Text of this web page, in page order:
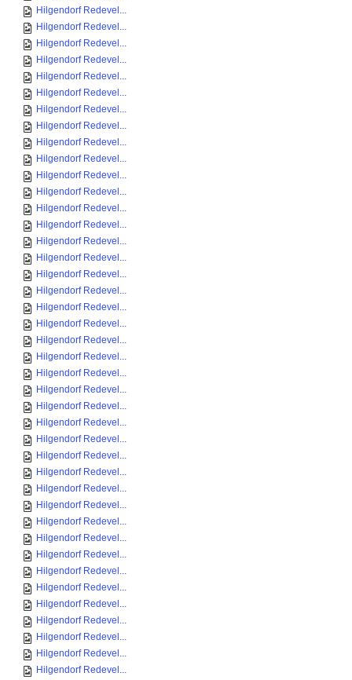
Hilgendorf Redevel...
Hilgendorf Redevel...
Hilgendorf Redevel...
Hilgendorf Redevel...
Hilgendorf Redevel...
Hilgendorf Redevel...
Hilgendorf Redevel...
Hilgendorf Redevel...
Hilgendorf Redevel...
Hilgendorf Redevel...
Hilgendorf Redevel...
Hilgendorf Redevel...
Hilgendorf Redevel...
Hilgendorf Redevel...
Hilgendorf Redevel...
Hilgendorf Redevel...
Hilgendorf Redevel...
Hilgendorf Redevel...
Hilgendorf Redevel...
Hilgendorf Redevel...
Hilgendorf Redevel...
Hilgendorf Redevel...
Hilgendorf Redevel...
Hilgendorf Redevel...
Hilgendorf Redevel...
Hilgendorf Redevel...
Hilgendorf Redevel...
Hilgendorf Redevel...
Hilgendorf Redevel...
Hilgendorf Redevel...
Hilgendorf Redevel...
Hilgendorf Redevel...
Hilgendorf Redevel...
Hilgendorf Redevel...
Hilgendorf Redevel...
Hilgendorf Redevel...
Hilgendorf Redevel...
Hilgendorf Redevel...
Hilgendorf Redevel...
Hilgendorf Redevel...
Hilgendorf Redevel...